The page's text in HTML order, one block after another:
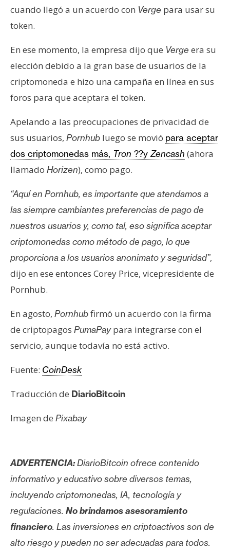
e
a
e
m
s
e
u
r
s
o
s
o
n
t
c
o
P
l
c
i
d
a
cuando llegó a un acuerdo con Verge para usar su
token.
En ese momento, la empresa dijo que Verge era su
elección debido a la gran base de usuarios de la
criptomoneda e hizo una campaña en línea en sus
foros para que aceptara el token.
Apelando a las preocupaciones de privacidad de
sus usuarios, Pornhub luego se movió para aceptar
dos criptomonedas más, Tron ??y Zencash (ahora
llamado Horizen), como pago.
“Aquí en Pornhub, es importante que atendamos a
las siempre cambiantes preferencias de pago de
nuestros usuarios y, como tal, eso significa aceptar
criptomonedas como método de pago, lo que
proporciona a los usuarios anonimato y seguridad”,
dijo en ese entonces Corey Price, vicepresidente de
Pornhub.
En agosto, Pornhubfirmó un acuerdo con la firma
de criptopagos PumaPaypara integrarse con el
servicio, aunque todavía no está activo.
Fuente: CoinDesk
Traducción de DiarioBitcoin
Imagen de Pixabay
ADVERTENCIA:DiarioBitcoin ofrece contenido
informativo y educativo sobre diversos temas,
incluyendo criptomonedas, IA, tecnología y
regulaciones. No brindamos asesoramiento
financiero. Las inversiones en criptoactivos son de
alto riesgo y pueden no ser adecuadas para todos.